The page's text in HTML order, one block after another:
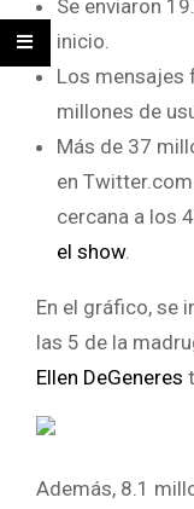
Se enviaron
inicio.
Los mensajes
millones de
Más de 37
en
cercana a los
el show.
En el gráfico, se
las 5 de la
Ellen DeGeneres
Además, 8.1